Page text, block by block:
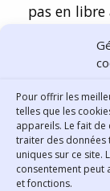
Pour offrir les
telles que les
appareils. Le fait
traiter des données
uniques sur ce site.
consentement peut
et fonctions.
pas en libre
fiche pour
Comments